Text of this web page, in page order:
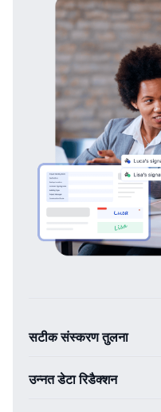
सटीक संस्करण तुलना
उन्नत डेटा रिडैक्शन